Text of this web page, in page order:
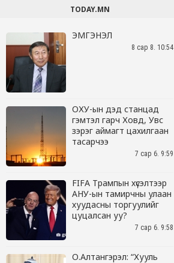
TODAY.MN
ЭМГЭНЭЛ
8 сар 8. 10:54
ОХУ-ын дэд станцад
гэмтэл гарч Ховд, Увс
зэрэг аймагт цахилгаан
тасарчээ
7 сар 6. 9:59
FIFA Трампын хүсэлтээр
АНУ-ын тамирчны улаан
хуудасны торгуулийг
цуцалсан уу?
7 сар 6. 9:58
О.Алтангэрэл: “Хууль